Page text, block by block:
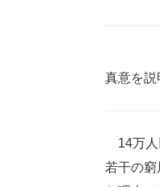
真意を説
14万人
若干の